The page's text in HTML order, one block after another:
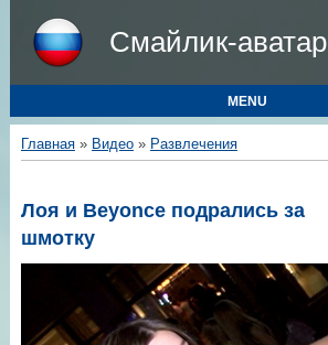
Смайлик-аватар
MENU
Главная» Видео» Развлечения
Лоя и Beyonce подрались за
шмотку